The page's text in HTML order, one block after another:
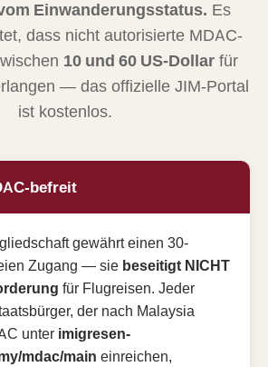
Einwanderungsstatus. Es
dass nicht autorisierte MDAC-
10 und 60 US-Dollar für
— das offizielle JIM-Portal
ist kostenlos.
befreit
gewährt einen 30-
Zugang — sie beseitigt NICHT
für Flugreisen. Jeder
der nach Malaysia
unter imigresen-
mdac/main einreichen,